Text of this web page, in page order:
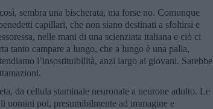
sembra una bischerata, ma forse no. Comunque
capillari, che non siano destinati a sfoltirsi e
nelle mani di una scienziata italiana e ciò ci
tanto campare a lungo, che a lungo è una palla,
l’insostituibilità, anzi largo ai giovani. Sarebbe
da cellula staminale neuronale a neurone adulto. Le
uomini poi, presumibilmente ad immagine e